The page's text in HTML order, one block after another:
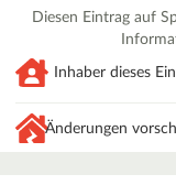
Diesen Eintrag auf
Inhaber dieses
Änderungen